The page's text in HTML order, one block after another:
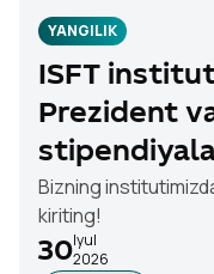
YANGILIK
ISFT
Prezident
Bizning
kiriting!
30Iyul
2026